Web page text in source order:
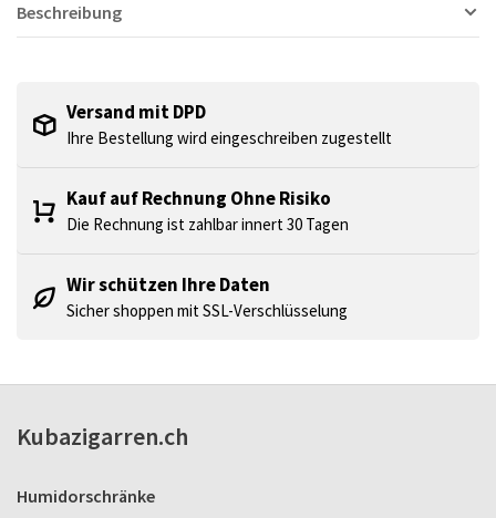
Beschreibung
Versand mit DPD
Ihre Bestellung wird eingeschreiben zugestellt
Kauf auf Rechnung Ohne Risiko
Die Rechnung ist zahlbar innert 30 Tagen
Wir schützen Ihre Daten
Sicher shoppen mit SSL-Verschlüsselung
Kubazigarren.ch
Humidorschränke